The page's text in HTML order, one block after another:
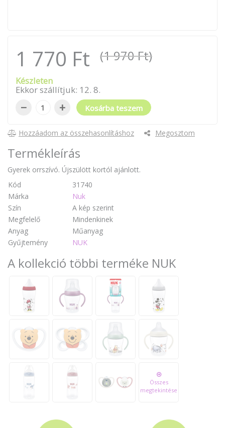
1 770 Ft (1 970 Ft)
Készleten
Ekkor szállítjuk: 12. 8.
− + Kosárba teszem
Hozzáadom az összehasonlításhoz Megosztom
Termékleírás
Gyerek orrszívó. Újszülött kortól ajánlott.
Kód
31740
Márka
Nuk
Szín
A kép szerint
Megfelelő
Mindenkinek
Anyag
Műanyag
Gyűjtemény
NUK
A kollekció többi terméke NUK
Összes
megtekintése